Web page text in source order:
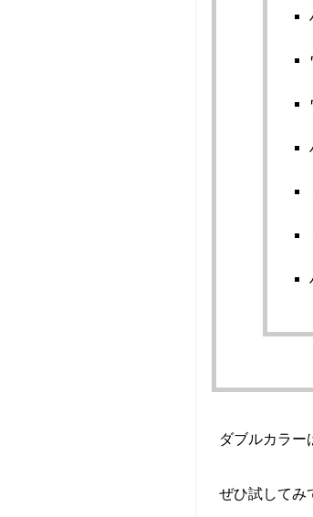
ダブルカラー
ぜひ試してみ